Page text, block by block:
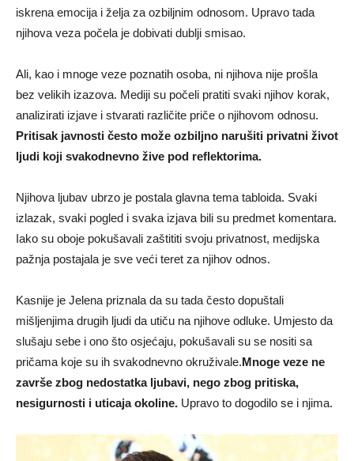
iskrena emocija i želja za ozbiljnim odnosom. Upravo tada
njihova veza počela je dobivati dublji smisao.
Ali, kao i mnoge veze poznatih osoba, ni njihova nije prošla
bez velikih izazova. Mediji su počeli pratiti svaki njihov korak,
analizirati izjave i stvarati različite priče o njihovom odnosu.
Pritisak javnosti često može ozbiljno narušiti privatni život
ljudi koji svakodnevno žive pod reflektorima.
Njihova ljubav ubrzo je postala glavna tema tabloida. Svaki
izlazak, svaki pogled i svaka izjava bili su predmet komentara.
Iako su oboje pokušavali zaštititi svoju privatnost, medijska
pažnja postajala je sve veći teret za njihov odnos.
Kasnije je Jelena priznala da su tada često dopuštali
mišljenjima drugih ljudi da utiču na njihove odluke. Umjesto da
slušaju sebe i ono što osjećaju, pokušavali su se nositi sa
pričama koje su ih svakodnevno okruživale.Mnoge veze ne
završe zbog nedostatka ljubavi, nego zbog pritiska,
nesigurnosti i uticaja okoline. Upravo to dogodilo se i njima.